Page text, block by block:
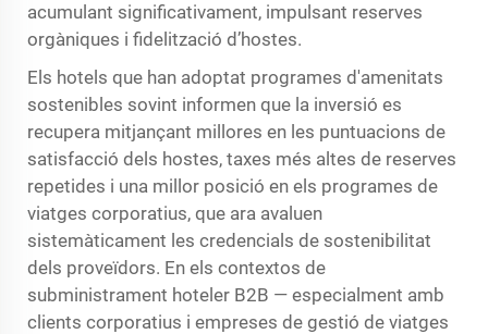
acumulant significativament, impulsant reserves
orgàniques i fidelització d’hostes.
Els hotels que han adoptat programes d'amenitats
sostenibles sovint informen que la inversió es
recupera mitjançant millores en les puntuacions de
satisfacció dels hostes, taxes més altes de reserves
repetides i una millor posició en els programes de
viatges corporatius, que ara avaluen
sistemàticament les credencials de sostenibilitat
dels proveïdors. En els contextos de
subministrament hoteler B2B — especialment amb
clients corporatius i empreses de gestió de viatges